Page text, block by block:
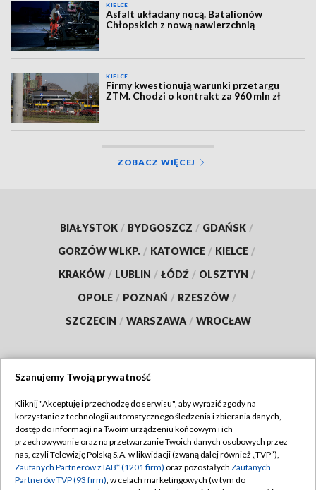
KIELCE
Asfalt układany nocą. Batalionów
Chłopskich z nową nawierzchnią
KIELCE
Firmy kwestionują warunki przetargu
ZTM. Chodzi o kontrakt za 960 mln zł
ZOBACZ WIĘCEJ
BIAŁYSTOK / BYDGOSZCZ / GDAŃSK /
GORZÓW WLKP. / KATOWICE / KIELCE /
KRAKÓW / LUBLIN / ŁÓDŹ / OLSZTYN /
OPOLE / POZNAŃ / RZESZÓW /
SZCZECIN / WARSZAWA / WROCŁAW
TVP
Abonament TVP
Emisja w TVP
Regulamin TVP
Polityka prywatności
Szanujemy Twoją prywatność
Kliknij "Akceptuję i przechodzę do serwisu", aby wyrazić zgody na
korzystanie z technologii automatycznego śledzenia i zbierania danych,
dostęp do informacji na Twoim urządzeniu końcowym i ich
przechowywanie oraz na przetwarzanie Twoich danych osobowych przez
nas, czyli Telewizję Polską S.A. w likwidacji (zwaną dalej również „TVP”),
Zaufanych Partnerów z IAB* (1201 firm) oraz pozostałych Zaufanych
Partnerów TVP (93 firm), w celach marketingowych (w tym do